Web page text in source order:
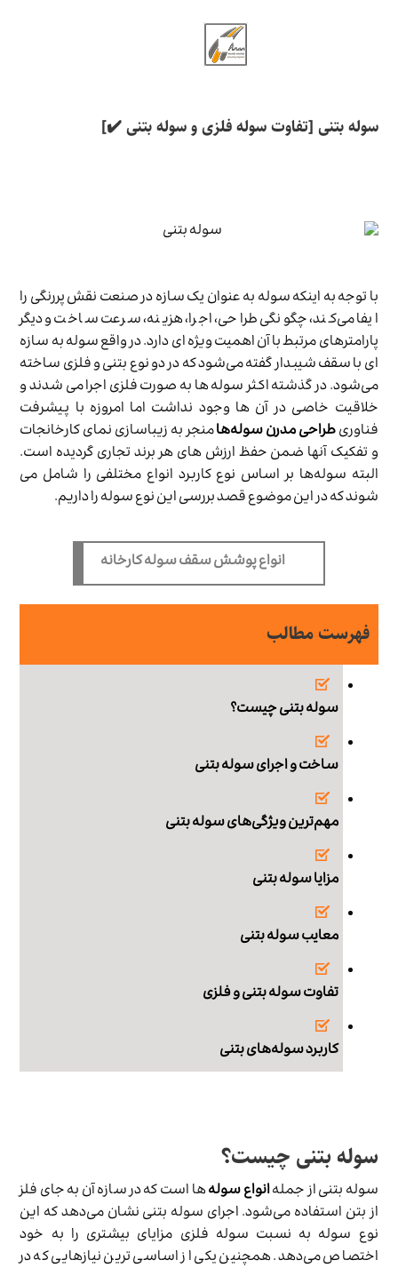
سوله بتنی [تفاوت سوله فلزی و سوله بتنی ✔️]
با توجه به اینکه سوله به عنوان یک سازه در صنعت نقش پررنگی را
ایفا می‌­کند، چگونگی طراحی، اجرا، هزینه، سرعت ساخت و دیگر
پارامترهای مرتبط با آن اهمیت ویژه ای دارد. در واقع سوله به سازه­‌
ای با سقف شیب­دار گفته می­‌شود که در دو نوع بتنی و فلزی ساخته
می‌­شود. در گذشته اکثر سوله ها به صورت فلزی اجرا می شدند و
خلاقیت خاصی در آن ها وجود نداشت اما امروزه با پیشرفت
فناوریطراحی مدرن سوله‌هامنجر به زیباسازی نمای کارخانجات
و تفکیک آنها ضمن حفظ ارزش های هر برند تجاری گردیده است.
البته سوله‌­ها بر اساس نوع کاربرد انواع مختلفی را شامل می­‌
شوند که در این موضوع قصد بررسی این نوع سوله را داریم.
انواع پوشش سقف سوله کارخانه
فهرست مطالب
سوله بتنی چیست؟
ساخت و اجرای سوله بتنی
مهم‌ترین ویژگی‌های سوله بتنی
مزایا سوله بتنی
معایب سوله بتنی
تفاوت سوله بتنی و فلزی
کاربرد سوله‌های بتنی
سوله بتنی چیست؟
سوله بتنی از جملهانواع سولهها است که در سازه آن به جای فلز
از بتن استفاده می­‌شود. اجرای سوله بتنی نشان می‌­دهد که این
نوع سوله به نسبت سوله فلزی مزایای بیشتری را به خود
اختصاص می­‌دهد. همچنین یکی از اساسی ­ترین نیازهایی که در